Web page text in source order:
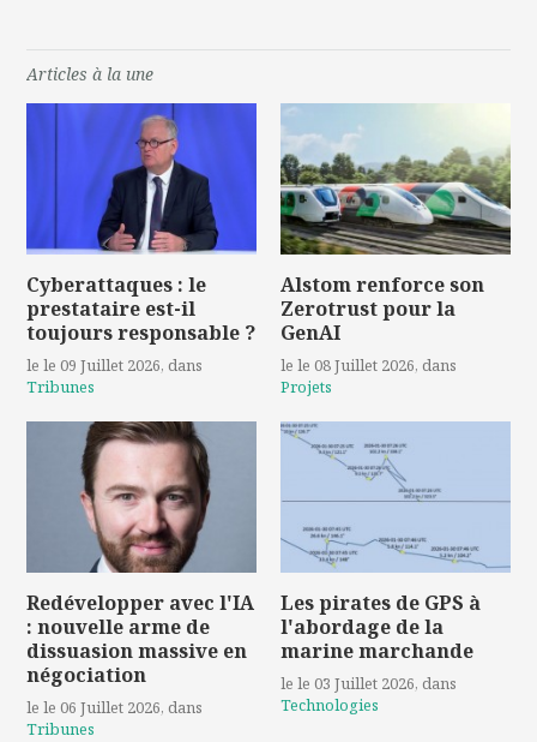
Articles à la une
Cyberattaques : le
prestataire est-il
toujours responsable ?
le le 09 Juillet 2026, dans
Tribunes
Alstom renforce son
Zerotrust pour la
GenAI
le le 08 Juillet 2026, dans
Projets
Redévelopper avec l'IA
: nouvelle arme de
dissuasion massive en
négociation
le le 06 Juillet 2026, dans
Tribunes
Les pirates de GPS à
l'abordage de la
marine marchande
le le 03 Juillet 2026, dans
Technologies